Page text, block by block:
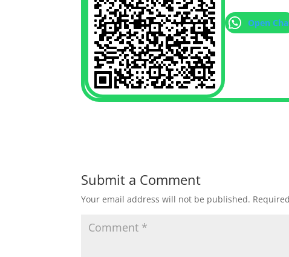
Open
Submit a Comment
Your email address will not be published.